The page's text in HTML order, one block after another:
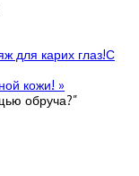
для карих глаз!С
кожи! »
обруча?”